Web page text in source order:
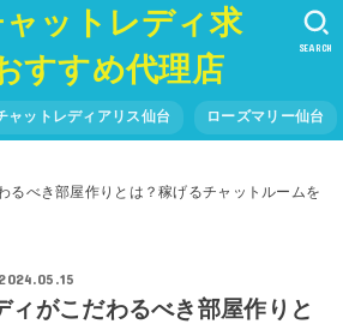
ットレディ求
すすめ代理店
ャットレディアリス仙台 ローズマリー仙台
SEARCH
るべき部屋作りとは？稼げるチャットルームを
2024.05.15
ィがこだわるべき部屋作りと